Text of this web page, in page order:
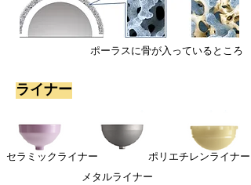
ポーラスに骨が入っているところ
​ライナー
ポリエチレンライナー
セラミックライナー
メタルライナー